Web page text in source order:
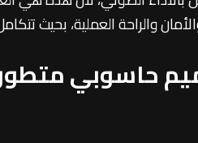
والراحة العملية، بحيث
حاسوبي متطور